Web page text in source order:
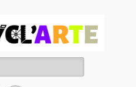
Recycl'Arte, faire
soi-même et
réduire les
déchets